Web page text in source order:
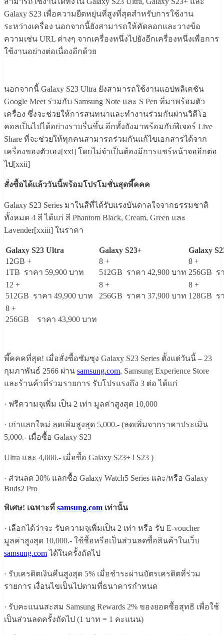
Galaxy S23 เพื่อความยืดหยุ่นที่สูงที่สุดสำหรับการใช้งาน
ระหว่างเครื่อง นอกจากนี้ยังสามารถให้คัดลอกและวางข้อ
ความเช่น URL ต่างๆ จากเครื่องหนึ่งไปยังอีกเครื่องหนึ่งเพื่อการ
ใช้งานอย่างต่อเนื่องอีกด้วย
นอกจากนี้ Galaxy S23 Ultra ยังสามารถใช้งานแอปพลิเคชัน
Google Meet ร่วมกับ Samsung Note และ S Pen ที่มาพร้อมตัว
เครื่อง ซึ่งจะช่วยให้การสนทนาและทำงานร่วมกันผ่านวิดีโอ
คอลเป็นไปได้อย่างราบรื่นขึ้น อีกทั้งยังมาพร้อมกับฟีเจอร์ Live
Share ที่จะช่วยให้ทุกคนสามารถร่วมกันแก้ไขเอกสารได้จาก
เครื่องของตัวเอง[xxi] โดยไม่จำเป็นต้องมีการแชร์หน้าจออีกต่อ
ไป[xxii]
สั่งซื้อได้แล้ววันนี้พร้อมโปรโมชั่นสุดพี๊คคค
Galaxy S23 Series มาในสีที่ได้รับแรงบันดาลใจจากธรรมชาติ
ทั้งหมด 4 สี ได้แก่ สี Phantom Black, Cream, Green และ
Lavender[xxiii] ในราคา
Galaxy S23 Ultra Galaxy S23+ Galaxy
12GB +
1TB ราคา 59,900 บาท
8 +
512GB ราคา 42,900 บาท
8 +
256GB ร
12 +
512GB ราคา 49,900 บาท
8 +
256GB ราคา 37,900 บาท
8 +
128GB ร
8 +
256GB ราคา 43,900 บาท
พี๊คคคที่สุด! เมื่อสั่งซื้อซัมซุง Galaxy S23 Series ตั้งแต่วันนี้ – 23
กุมภาพันธ์ 2566 ผ่าน samsung.com, Samsung Experience Store
และร้านค้าที่ร่วมรายการ ​รับโปรแรงถึง 3 ต่อ​ ได้แก่
· ฟรีความจุเพิ่ม เป็น 2 เท่า มูลค่าสูงสุด 10,000​
· เก่าแลกใหม่ ลดเพิ่มสูงสุด 5,000.- (ลดเพิ่มจากราคาประเมิน
5,000.- เมื่อซื้อ Galaxy S23
Ultra และ 4,000.- เมื่อซื้อ Galaxy S23+ l S23 )​
· ส่วนลด 30% แลกซื้อ Galaxy Watch5 Series และ/หรือ Galaxy
Buds2 Pro​
พิเศษ! เฉพาะที่ samsung.com เท่านั้น​
· เลือกได้ว่าจะ รับความจุเพิ่มเป็น 2 เท่า หรือ รับ E-voucher
มูลค่าสูงสุด 10,000.- ใช้ซื้อหรือเป็นส่วนลดซื้อสินค้าในเว็บ
samsung.comได้ในครั้งถัดไป​
· รับเครดิตเงินคืนสูงสุด 5% เมื่อชำระผ่านบัตรเครดิตที่ร่วม
รายการ เงื่อนไขเป็นไปตามที่ธนาคารกำหนด​
· รับคะแนนสะสม Samsung Rewards 2% ของยอดซื้อสุทธิ เพื่อใช้
เป็นส่วนลดครั้งถัดไป (1 บาท = 1 คะแนน)​